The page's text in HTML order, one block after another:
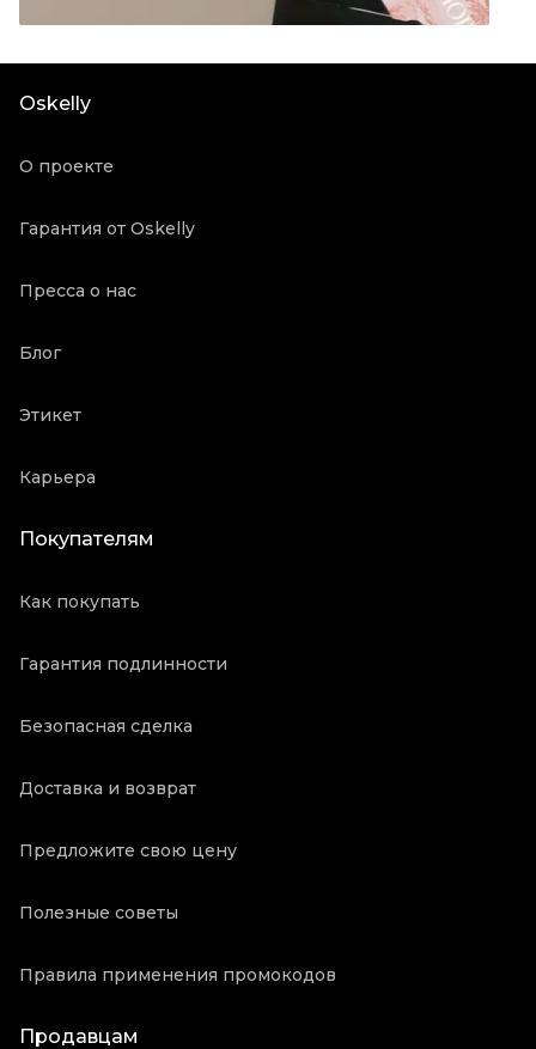
Кожа
Продавец
Oskelly
О проекте
Гарантия от Oskelly
Пресса о нас
Блог
Этикет
Карьера
Покупателям
Как покупать
Гарантия подлинности
Безопасная сделка
Доставка и возврат
Предложите свою цену
Полезные советы
Правила применения промокодов
Продавцам